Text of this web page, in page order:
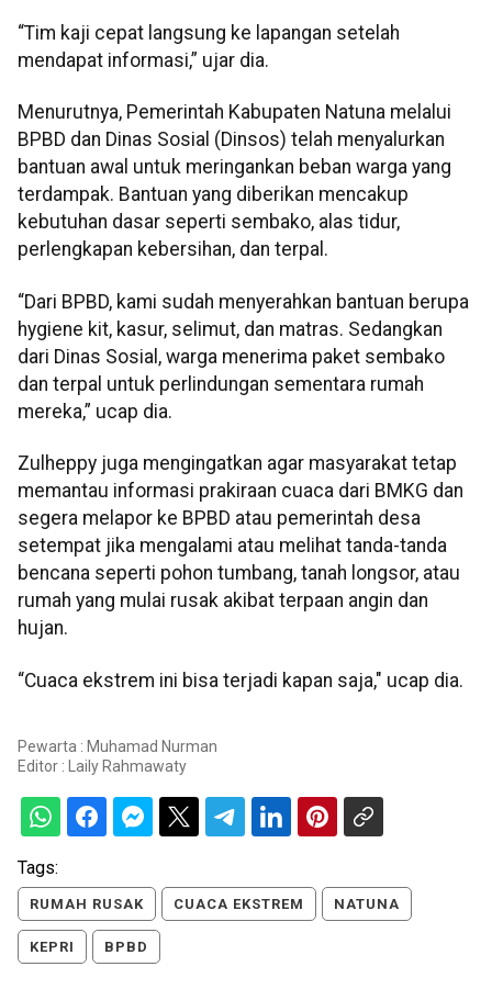
“Tim kaji cepat langsung ke lapangan setelah
mendapat informasi,” ujar dia.
Menurutnya, Pemerintah Kabupaten Natuna melalui
BPBD dan Dinas Sosial (Dinsos) telah menyalurkan
bantuan awal untuk meringankan beban warga yang
terdampak. Bantuan yang diberikan mencakup
kebutuhan dasar seperti sembako, alas tidur,
perlengkapan kebersihan, dan terpal.
“Dari BPBD, kami sudah menyerahkan bantuan berupa
hygiene kit, kasur, selimut, dan matras. Sedangkan
dari Dinas Sosial, warga menerima paket sembako
dan terpal untuk perlindungan sementara rumah
mereka,” ucap dia.
Zulheppy juga mengingatkan agar masyarakat tetap
memantau informasi prakiraan cuaca dari BMKG dan
segera melapor ke BPBD atau pemerintah desa
setempat jika mengalami atau melihat tanda-tanda
bencana seperti pohon tumbang, tanah longsor, atau
rumah yang mulai rusak akibat terpaan angin dan
hujan.
“Cuaca ekstrem ini bisa terjadi kapan saja," ucap dia.
Pewarta : Muhamad Nurman
Editor :
Laily Rahmawaty
Tags:
RUMAH RUSAK CUACA EKSTREM NATUNA
KEPRI BPBD